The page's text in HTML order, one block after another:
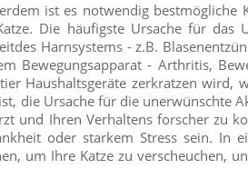
ist es notwendig bestmögliche
Die häufigste Ursache für das
Harnsystems - z.B.
Bewegungsapparat - Arthritis,
Haushaltsgeräte zerkratzen wird,
die Ursache für die unerwünschte
und Ihren Verhaltens forscher zu
oder starkem Stress sein. In
um Ihre Katze zu verscheuchen,